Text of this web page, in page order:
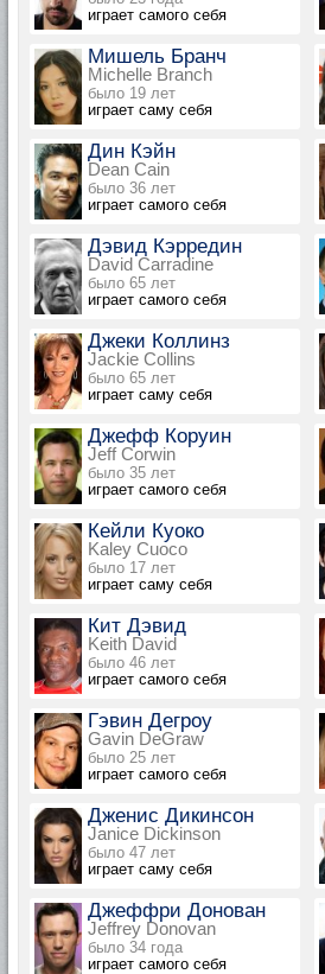
играет самого себя
Мишель Бранч
Michelle Branch
было 19 лет
играет саму себя
Дин Кэйн
Dean Cain
было 36 лет
играет самого себя
Дэвид Кэрредин
David Carradine
было 65 лет
играет самого себя
Джеки Коллинз
Jackie Collins
было 65 лет
играет саму себя
Джефф Коруин
Jeff Corwin
было 35 лет
играет самого себя
Кейли Куоко
Kaley Cuoco
было 17 лет
играет саму себя
Кит Дэвид
Keith David
было 46 лет
играет самого себя
Гэвин Дегроу
Gavin DeGraw
было 25 лет
играет самого себя
Дженис Дикинсон
Janice Dickinson
было 47 лет
играет саму себя
Джеффри Донован
Jeffrey Donovan
было 34 года
играет самого себя